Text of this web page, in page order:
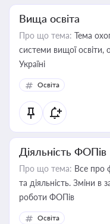
Вища освіта
Про що тема: Тема
системи вищої освіти,
Україні
Освіта
Діяльність ФОПів
Про що тема: Все про
та діяльність. Зміни в
роботи ФОПів
Освіта